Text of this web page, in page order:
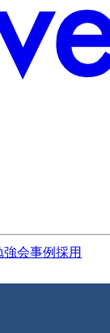
強会事例採用